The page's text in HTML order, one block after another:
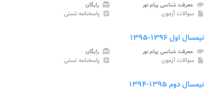
attachment معرفت شناسی پیام نور card_giftcard رایگان
insert_drive_file سوالات آزمون assignment پاسخنامه تستی
نیمسال اول ۱۳۹۶-۱۳۹۵
attachment معرفت شناسی پیام نور card_giftcard رایگان
insert_drive_file سوالات آزمون assignment پاسخنامه تستی
نیمسال دوم ۱۳۹۵-۱۳۹۴